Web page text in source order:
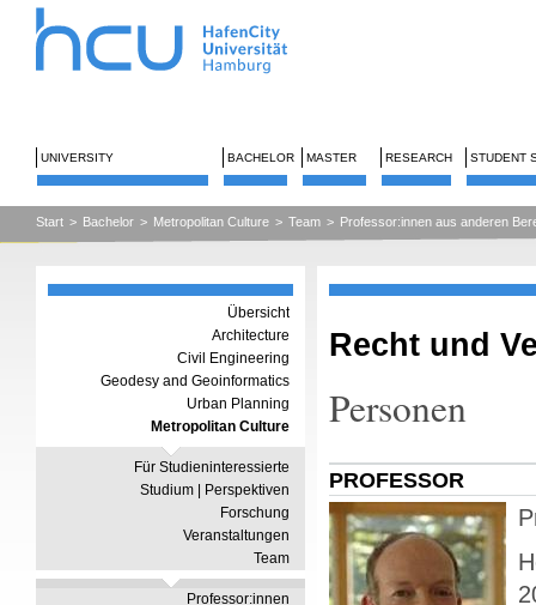
UNIVERSITY BACHELOR MASTER RESEARCH STUDENT
Start > Bachelor > Metropolitan Culture > Team > Professor:innen aus anderen
Übersicht
Architecture
Civil Engineering
Geodesy and Geoinformatics
Urban Planning
Metropolitan Culture
Für Studieninteressierte
Studium | Perspektiven
Forschung
Veranstaltungen
Team
Professor:innen
Recht und
Personen
PROFESSOR